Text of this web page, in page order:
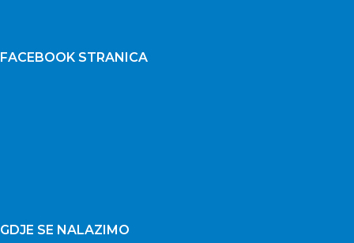
FACEBOOK STRANICA
GDJE SE NALAZIMO